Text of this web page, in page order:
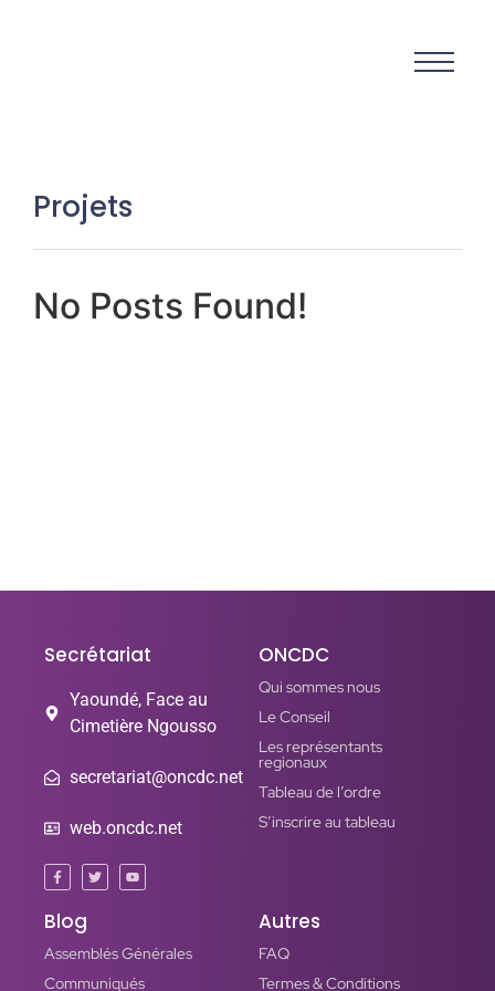
Projets
No Posts Found!
Secrétariat
Yaoundé, Face au
Cimetière Ngousso
secretariat@oncdc.net
web.oncdc.net
ONCDC
Qui sommes nous
Le Conseil
Les représentants
regionaux
Tableau de l’ordre
S’inscrire au tableau
Blog
Assemblés Générales
Communiqués
Autres
FAQ
Termes & Conditions